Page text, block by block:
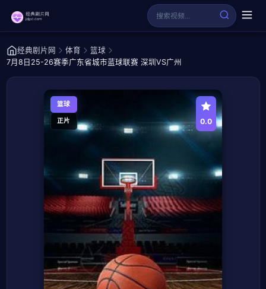
经典剧片网 体育
篮球
7月8日25-26赛季广东省城市蓝球联赛 深圳VS广州
篮球
正片 0.0